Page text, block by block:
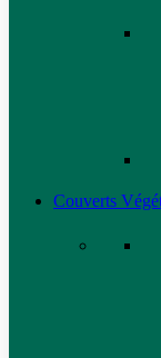
Couverts